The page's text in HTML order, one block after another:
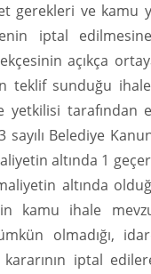
gerekleri ve kamu
iptal
açıkça
teklif sunduğu
tarafından
sayılı Belediye
altında 1
altında
kamu ihale
olmadığı,
kararının iptal